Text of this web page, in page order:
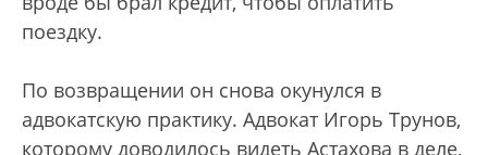
поездку.
По возвращении он снова окунулся в
адвокатскую практику. Адвокат Игорь Трунов,
которому доводилось видеть Астахова в деле,